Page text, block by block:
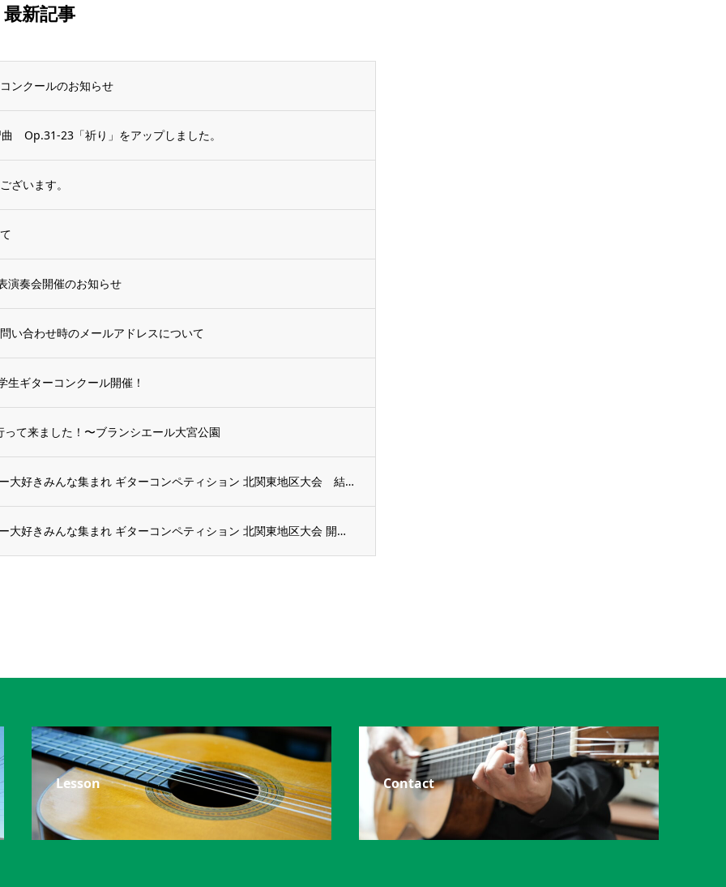
最新記事
ンクールのお知らせ
Op.31-23「祈り」をアップしました。
ざいます。
演奏会開催のお知らせ
い合わせ時のメールアドレスについて
生ギターコンクール開催！
て来ました！〜ブランシエール大宮公園
第18回ギター大好きみんな集まれ ギターコンペティション 北関東地区大会 結果報告
第18回ギター大好きみんな集まれ ギターコンペティション 北関東地区大会 開催！
Lesson Contact